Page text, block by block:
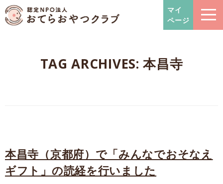
おてらおやつクラブ – たよっ
マイ
ページ
TAG ARCHIVES:本昌寺
本昌寺（京都府）で「みんなでおそなえ
ギフト」の読経を行いました